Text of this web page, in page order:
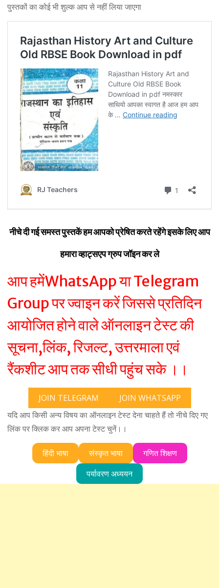
पुस्तकों का कोई भी शुल्क आप से नहीं लिया जाएगा
नीचे दी गई समस्त पुस्तकें हम आपको प्रेषित करते रहेंगे इसके लिए आप
हमारा व्हाट्सएप ग्रुप जॉइन कर ले
आप हमेंWhatsApp या Telegram
Group पर ज्वाइन करें जिससे प्रतिदिन
आयोजित होने वाले ऑनलाइन टेस्ट की
सूचना,लिंक, रिजल्ट, उत्तरमाला एवं
रैंकशीट आप तक सीधी पहुंच सके ।।
JOIN TELEGRAM
JOIN WHATSAPP
यदि आप किसी अन्य विषय का ऑनलाइन टेस्ट देना चाहते हैं तो नीचे दिए गए
लिंक पर क्लिक कर आप अपना टेस्ट चुनें।।
हिंदी भाषा संस्कृत भाषा
गणित शिक्षण
पर्यावरण अध्ययन